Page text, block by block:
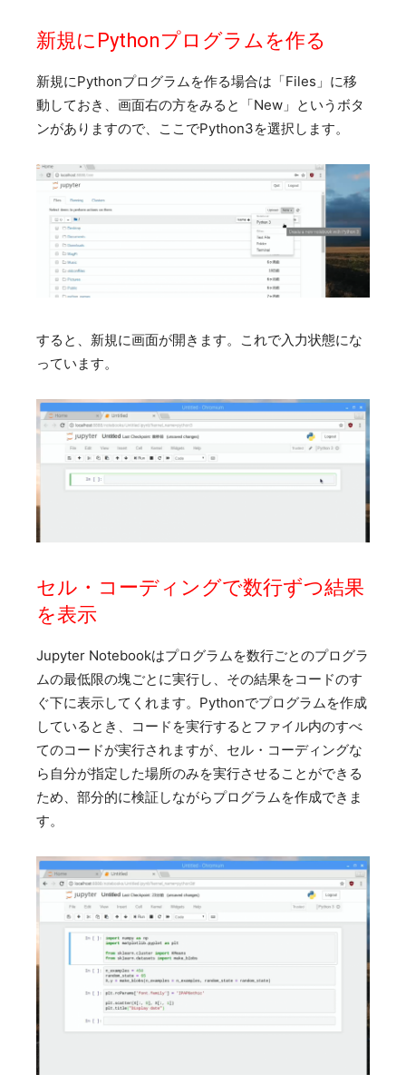
新規にPythonプログラムを作る
新規にPythonプログラムを作る場合は「Files」に移
動しておき、画面右の方をみると「New」というボタ
ンがありますので、ここでPython3を選択します。
すると、新規に画面が開きます。これで入力状態にな
っています。
セル・コーディングで数行ずつ結果
を表示
Jupyter Notebookはプログラムを数行ごとのプログラ
ムの最低限の塊ごとに実行し、その結果をコードのす
ぐ下に表示してくれます。Pythonでプログラムを作成
しているとき、コードを実行するとファイル内のすべ
てのコードが実行されますが、セル・コーディングな
ら自分が指定した場所のみを実行させることができる
ため、部分的に検証しながらプログラムを作成できま
す。